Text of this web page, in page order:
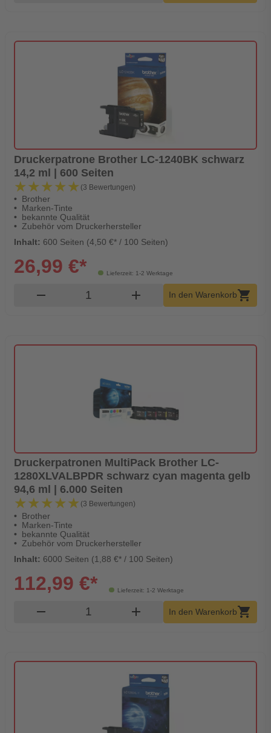
Druckerpatrone Brother LC-1240BK schwarz
14,2 ml | 600 Seiten
★★★★★
★★★★★ (3 Bewertungen)
Brother
Marken-Tinte
bekannte Qualität
Zubehör vom Druckerhersteller
Inhalt: 600 Seiten (4,50 €* / 100 Seiten)
Lieferzeit: 1-2 Werktage
26,99 €*
remove Produkt Warenkorb Menge
add In den Warenkorbshopping_cart
Druckerpatronen MultiPack Brother LC-
1280XLVALBPDR schwarz cyan magenta gelb
94,6 ml | 6.000 Seiten
★★★★★
★★★★★ (3 Bewertungen)
Brother
Marken-Tinte
bekannte Qualität
Zubehör vom Druckerhersteller
Inhalt: 6000 Seiten (1,88 €* / 100 Seiten)
Lieferzeit: 1-2 Werktage
112,99 €*
remove Produkt Warenkorb Menge
add In den Warenkorbshopping_cart